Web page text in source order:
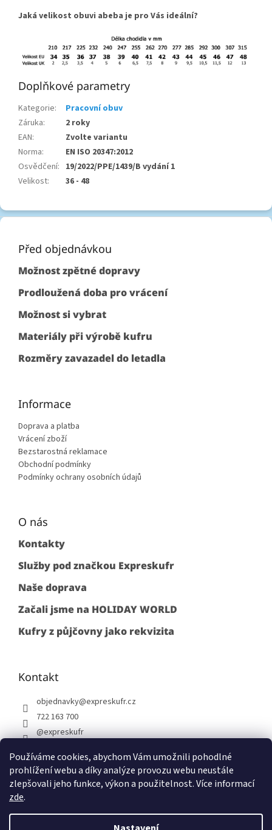
Používáme cookies, abychom Vám umožnili pohodlné
prohlížení webu a díky analýze provozu webu neustále
zlepšovali jeho funkce, výkon a použitelnost. Více informací
zde.
Jaká velikost obuvi abeba je pro Vás ideální?
Doplňkové parametry
Kategorie:
Pracovní obuv
Záruka:
2 roky
EAN:
Zvolte variantu
Norma:
EN ISO 20347:2012
Osvědčení: 19/2022/PPE/1439/B vydání 1
Velikost: 36 - 48
Z
Před objednávkou
Možnost zpětné dopravy
Prodloužená doba pro vrácení
Možnost si vybrat
Materiály při výrobě kufru
Rozměry zavazadel do letadla
Informace
Doprava a platba
Vrácení zboží
Bezstarostná reklamace
Obchodní podmínky
Podmínky ochrany osobních údajů
O nás
Kontakty
Služby pod značkou Expreskufr
Naše doprava
Začali jsme na HOLIDAY WORLD
Kufry z půjčovny jako rekvizita
Kontakt
objednavky@expreskufr.cz
722 163 700
@expreskufr
Vytvořil Shoptet